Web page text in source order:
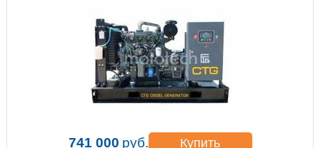
741 000 руб. Купить